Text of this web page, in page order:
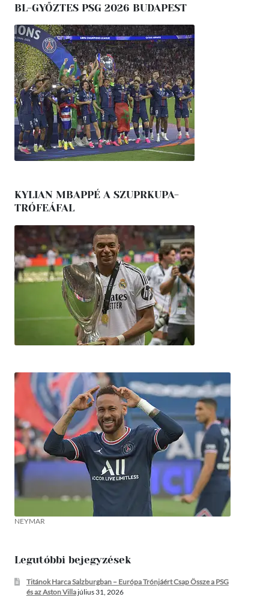
BL-GYŐZTES PSG 2026 BUDAPEST
KYLIAN MBAPPÉ A SZUPRKUPA-
TRÓFEÁFAL
NEYMAR
Legutóbbi bejegyzések
Titánok Harca Salzburgban – Európa Trónjáért Csap Össze a PSG
és az Aston Villajúlius 31, 2026